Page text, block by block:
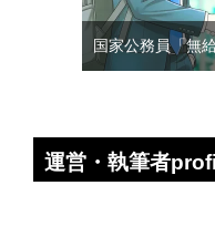
国家公務員「無
運営・執筆者